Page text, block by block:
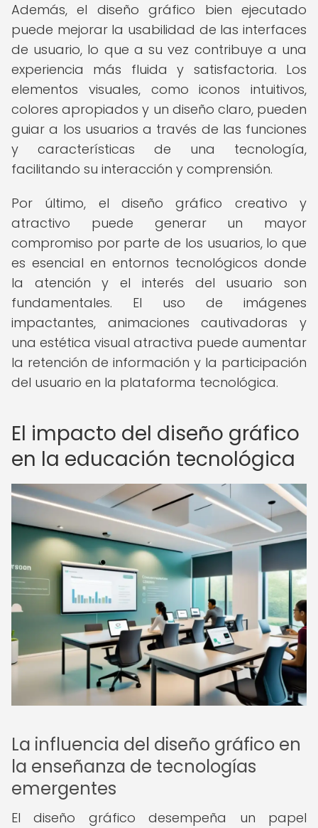
Además, el diseño gráfico bien ejecutado
puede mejorar la usabilidad de las interfaces
de usuario, lo que a su vez contribuye a una
experiencia más fluida y satisfactoria. Los
elementos visuales, como iconos intuitivos,
colores apropiados y un diseño claro, pueden
guiar a los usuarios a través de las funciones
y características de una tecnología,
facilitando su interacción y comprensión.
Por último, el diseño gráfico creativo y
atractivo puede generar un mayor
compromiso por parte de los usuarios, lo que
es esencial en entornos tecnológicos donde
la atención y el interés del usuario son
fundamentales. El uso de imágenes
impactantes, animaciones cautivadoras y
una estética visual atractiva puede aumentar
la retención de información y la participación
del usuario en la plataforma tecnológica.
El impacto del diseño gráfico
en la educación tecnológica
La influencia del diseño gráfico en
la enseñanza de tecnologías
emergentes
El diseño gráfico desempeña un papel